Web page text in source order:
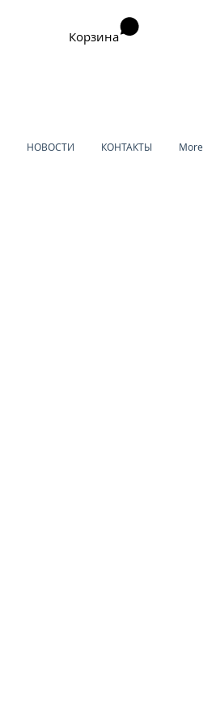
Корзина
НОВОСТИ КОНТАКТЫ More